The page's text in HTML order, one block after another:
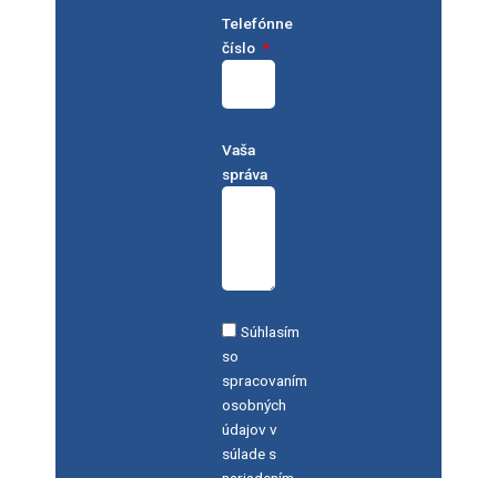
Telefónne
číslo
Vaša
správa
Súhlasím
so
spracovaním
osobných
údajov v
súlade s